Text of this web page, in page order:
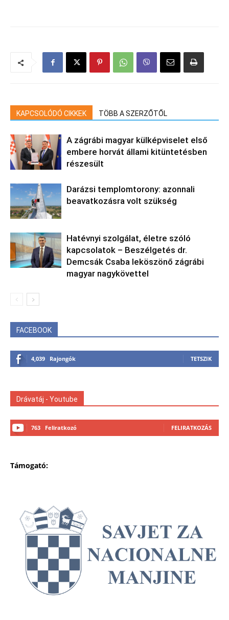
KAPCSOLÓDÓ CIKKEK TÖBB A SZERZŐTŐL
A zágrábi magyar külképviselet első
embere horvát állami kitüntetésben
részesült
Darázsi templomtorony: azonnali
beavatkozásra volt szükség
Hatévnyi szolgálat, életre szóló
kapcsolatok – Beszélgetés dr.
Demcsák Csaba leköszönő zágrábi
magyar nagykövettel
FACEBOOK
4,039 Rajongók TETSZIK
Drávatáj - Youtube
763 Feliratkozó FELIRATKOZÁS
Támogató: